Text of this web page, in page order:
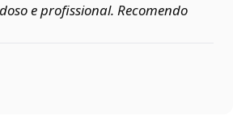
e profissional. Recomendo